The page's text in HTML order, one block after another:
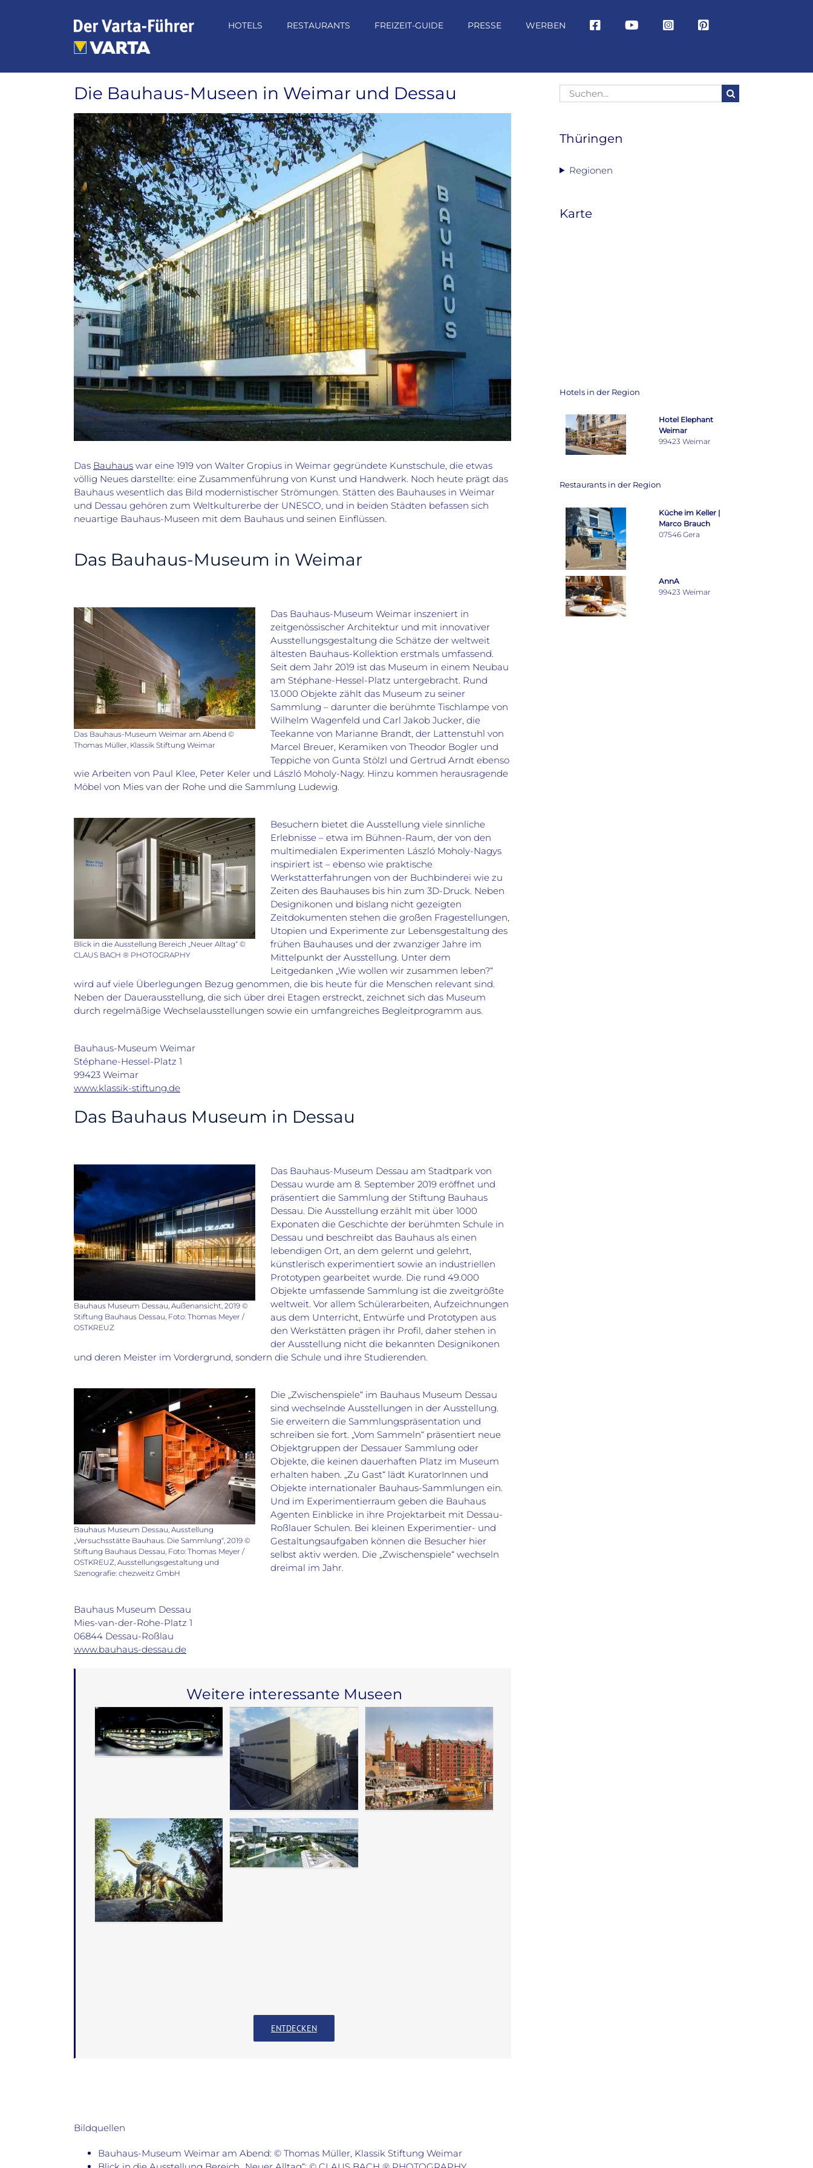
HOTELS RESTAURANTS FREIZEIT-GUIDE PRESSE WERBEN
Die Bauhaus-Museen in Weimar und Dessau
Zeige
grösseres
Bild
Das Bauhauswar eine 1919 von Walter Gropius in Weimar gegründete Kunstschule, die etwas
völlig Neues darstellte: eine Zusammenführung von Kunst und Handwerk. Noch heute prägt das
Bauhaus wesentlich das Bild modernistischer Strömungen. Stätten des Bauhauses in Weimar
und Dessau gehören zum Weltkulturerbe der UNESCO, und in beiden Städten befassen sich
neuartige Bauhaus-Museen mit dem Bauhaus und seinen Einflüssen.
Das Bauhaus-Museum in Weimar
Das Bauhaus-Museum Weimar am Abend ©
Thomas Müller, Klassik Stiftung Weimar
Das Bauhaus-Museum Weimar inszeniert in
zeitgenössischer Architektur und mit innovativer
Ausstellungsgestaltung die Schätze der weltweit
ältesten Bauhaus-Kollektion erstmals umfassend.
Seit dem Jahr 2019 ist das Museum in einem Neubau
am Stéphane-Hessel-Platz untergebracht. Rund
13.000 Objekte zählt das Museum zu seiner
Sammlung – darunter die berühmte Tischlampe von
Wilhelm Wagenfeld und Carl Jakob Jucker, die
Teekanne von Marianne Brandt, der Lattenstuhl von
Marcel Breuer, Keramiken von Theodor Bogler und
Teppiche von Gunta Stölzl und Gertrud Arndt ebenso
wie Arbeiten von Paul Klee, Peter Keler und László Moholy-Nagy. Hinzu kommen herausragende
Möbel von Mies van der Rohe und die Sammlung Ludewig.
Blick in die Ausstellung Bereich „Neuer Alltag“ ©
CLAUS BACH ® PHOTOGRAPHY
Besuchern bietet die Ausstellung viele sinnliche
Erlebnisse – etwa im Bühnen-Raum, der von den
multimedialen Experimenten László Moholy-Nagys
inspiriert ist – ebenso wie praktische
Werkstatterfahrungen von der Buchbinderei wie zu
Zeiten des Bauhauses bis hin zum 3D-Druck. Neben
Designikonen und bislang nicht gezeigten
Zeitdokumenten stehen die großen Fragestellungen,
Utopien und Experimente zur Lebensgestaltung des
frühen Bauhauses und der zwanziger Jahre im
Mittelpunkt der Ausstellung. Unter dem
Leitgedanken „Wie wollen wir zusammen leben?“
wird auf viele Überlegungen Bezug genommen, die bis heute für die Menschen relevant sind.
Neben der Dauerausstellung, die sich über drei Etagen erstreckt, zeichnet sich das Museum
durch regelmäßige Wechselausstellungen sowie ein umfangreiches Begleitprogramm aus.
Bauhaus-Museum Weimar
Stéphane-Hessel-Platz 1
99423 Weimar
www.klassik-stiftung.de
Das Bauhaus Museum in Dessau
Bauhaus Museum Dessau, Außenansicht, 2019 ©
Stiftung Bauhaus Dessau, Foto: Thomas Meyer /
OSTKREUZ
Das Bauhaus-Museum Dessau am Stadtpark von
Dessau wurde am 8. September 2019 eröffnet und
präsentiert die Sammlung der Stiftung Bauhaus
Dessau. Die Ausstellung erzählt mit über 1000
Exponaten die Geschichte der berühmten Schule in
Dessau und beschreibt das Bauhaus als einen
lebendigen Ort, an dem gelernt und gelehrt,
künstlerisch experimentiert sowie an industriellen
Prototypen gearbeitet wurde. Die rund 49.000
Objekte umfassende Sammlung ist die zweitgrößte
weltweit. Vor allem Schülerarbeiten, Aufzeichnungen
aus dem Unterricht, Entwürfe und Prototypen aus
den Werkstätten prägen ihr Profil, daher stehen in
der Ausstellung nicht die bekannten Designikonen
und deren Meister im Vordergrund, sondern die Schule und ihre Studierenden.
Bauhaus Museum Dessau, Ausstellung
„Versuchsstätte Bauhaus. Die Sammlung“, 2019 ©
Stiftung Bauhaus Dessau, Foto: Thomas Meyer /
OSTKREUZ, Ausstellungsgestaltung und
Szenografie: chezweitz GmbH
Die „Zwischenspiele“ im Bauhaus Museum Dessau
sind wechselnde Ausstellungen in der Ausstellung.
Sie erweitern die Sammlungspräsentation und
schreiben sie fort. „Vom Sammeln“ präsentiert neue
Objektgruppen der Dessauer Sammlung oder
Objekte, die keinen dauerhaften Platz im Museum
erhalten haben. „Zu Gast“ lädt KuratorInnen und
Objekte internationaler Bauhaus-Sammlungen ein.
Und im Experimentierraum geben die Bauhaus
Agenten Einblicke in ihre Projektarbeit mit Dessau-
Roßlauer Schulen. Bei kleinen Experimentier- und
Gestaltungsaufgaben können die Besucher hier
selbst aktiv werden. Die „Zwischenspiele“ wechseln
dreimal im Jahr.
Bauhaus Museum Dessau
Mies-van-der-Rohe-Platz 1
06844 Dessau-Roßlau
www.bauhaus-dessau.de
Weitere interessante Museen
ENTDECKEN
Bildquellen
Bauhaus-Museum Weimar am Abend: © Thomas Müller, Klassik Stiftung Weimar
Suche
nach:
Thüringen
Regionen
Karte
Hotels in der Region
Hotel Elephant
Weimar
99423 Weimar
Restaurants in der Region
Küche im Keller |
Marco Brauch
07546 Gera
AnnA
99423 Weimar